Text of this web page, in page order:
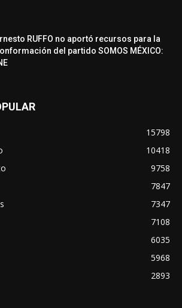
RUFFO no aportó recursos para la
del partido SOMOS MÉXICO:
15798
10418
9758
7847
7347
7108
6035
5968
2893